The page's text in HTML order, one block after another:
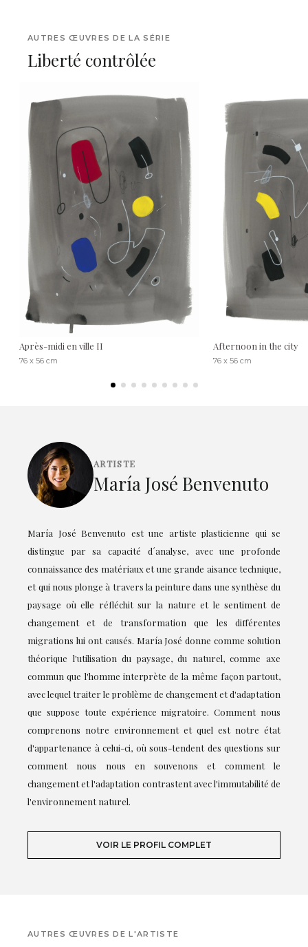
AUTRES ŒUVRES DE LA SÉRIE
Liberté contrôlée
Après-midi en ville II
76 x 56 cm
Afternoon in the city
76 x 56 cm
ARTISTE
María José Benvenuto
María José Benvenuto est une artiste plasticienne qui se
distingue par sa capacité d´analyse, avec une profonde
connaissance des matériaux et une grande aisance technique,
et qui nous plonge à travers la peinture dans une synthèse du
paysage où elle réfléchit sur la nature et le sentiment de
changement et de transformation que les différentes
migrations lui ont causés. María José donne comme solution
théorique l'utilisation du paysage, du naturel, comme axe
commun que l'homme interprète de la même façon partout,
avec lequel traiter le problème de changement et d'adaptation
que suppose toute expérience migratoire. Comment nous
comprenons notre environnement et quel est notre état
d'appartenance à celui-ci, où sous-tendent des questions sur
comment nous nous en souvenons et comment le
changement et l'adaptation contrastent avec l'immutabilité de
l'environnement naturel.
VOIR LE PROFIL COMPLET
AUTRES ŒUVRES DE L'ARTISTE